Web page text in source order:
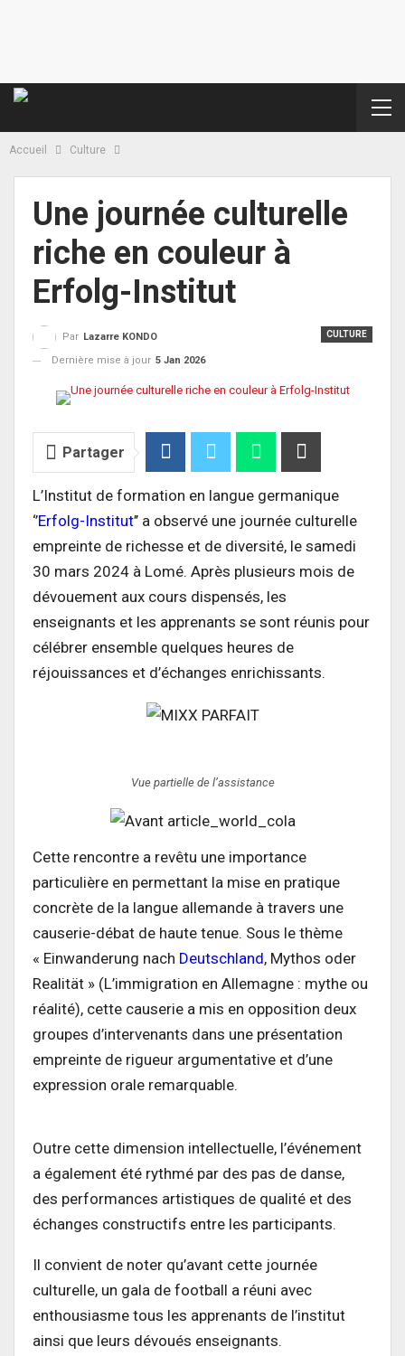
Accueil Culture
Une journée culturelle
riche en couleur à
Erfolg-Institut
CULTURE
Par Lazarre KONDO
Dernière mise à jour 5 Jan 2026
Partager
L’Institut de formation en langue germanique
‘’Erfolg-Institut’’ a observé une journée culturelle
empreinte de richesse et de diversité, le samedi
30 mars 2024 à Lomé. Après plusieurs mois de
dévouement aux cours dispensés, les
enseignants et les apprenants se sont réunis pour
célébrer ensemble quelques heures de
réjouissances et d’échanges enrichissants.
Vue partielle de l’assistance
Cette rencontre a revêtu une importance
particulière en permettant la mise en pratique
concrète de la langue allemande à travers une
causerie-débat de haute tenue. Sous le thème
« Einwanderung nach Deutschland, Mythos oder
Realität » (L’immigration en Allemagne : mythe ou
réalité), cette causerie a mis en opposition deux
groupes d’intervenants dans une présentation
empreinte de rigueur argumentative et d’une
expression orale remarquable.
Outre cette dimension intellectuelle, l’événement
a également été rythmé par des pas de danse,
des performances artistiques de qualité et des
échanges constructifs entre les participants.
Il convient de noter qu’avant cette journée
culturelle, un gala de football a réuni avec
enthousiasme tous les apprenants de l’institut
ainsi que leurs dévoués enseignants.